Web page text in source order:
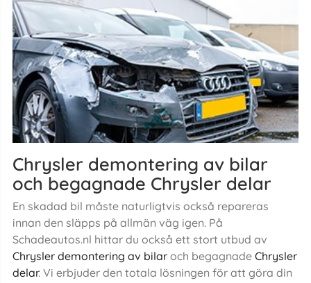
Chrysler demontering av bilar
och begagnade Chrysler delar
En skadad bil måste naturligtvis också repareras
innan den släpps på allmän väg igen. På
Schadeautos.nl hittar du också ett stort utbud av
Chrysler demontering av bilaroch begagnade Chrysler
delar. Vi erbjuder den totala lösningen för att göra din